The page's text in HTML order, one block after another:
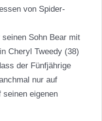
von Spider-
Sohn Bear mit
Cheryl Tweedy (38)
der Fünfjährige
nur auf
seinen eigenen